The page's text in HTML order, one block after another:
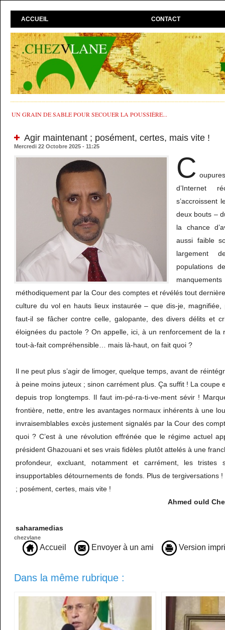
ACCUEIL CONTACT
UN GRAIN DE SABLE POUR SECOUER LA POUSSIÈRE...
Agir maintenant ; posément, certes, mais vite !
Mercredi 22 Octobre 2025 - 11:25
C
d’Internet
s’accroissent
deux bouts –
la chance
aussi faible
largement
populations
méthodiquement par la Cour des comptes et révélés tout
culture du vol en hauts lieux instaurée – que dis-je, magnifiée,
faut-il se fâcher contre celle, galopante, des divers délits et
éloignées du pactole ? On appelle, ici, à un renforcement de la
tout-à-fait compréhensible… mais là-haut, on fait quoi ?
Il ne peut plus s’agir de limoger, quelque temps, avant de
à peine moins juteux ; sinon carrément plus. Ça suffit ! La coupe
depuis trop longtemps. Il faut im-pé-ra-ti-ve-ment sévir !
frontière, nette, entre les avantages normaux inhérents à une
invraisemblables excès justement signalés par la Cour des
quoi ? C’est à une révolution effrénée que le régime actuel
président Ghazouani et ses vrais fidèles plutôt attelés à une
profondeur, excluant, notamment et carrément, les tristes
insupportables détournements de fonds. Plus de tergiversations !
; posément, certes, mais vite !
Ahmed ould
saharamedias
chezvlane
Accueil Envoyer à un ami Version
Dans la même rubrique :